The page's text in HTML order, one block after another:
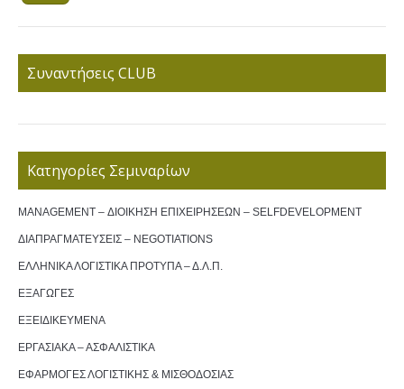
Συναντήσεις CLUB
Κατηγορίες Σεμιναρίων
MANAGEMENT – ΔΙΟΙΚΗΣΗ ΕΠΙΧΕΙΡΗΣΕΩΝ – SELFDEVELOPMENT
ΔΙΑΠΡΑΓΜΑΤΕΥΣΕΙΣ – NEGOTIATIONS
ΕΛΛΗΝΙΚΑ ΛΟΓΙΣΤΙΚΑ ΠΡΟΤΥΠΑ – Δ.Λ.Π.
ΕΞΑΓΩΓΕΣ
ΕΞΕΙΔΙΚΕΥΜΕΝΑ
ΕΡΓΑΣΙΑΚΑ – ΑΣΦΑΛΙΣΤΙΚΑ
ΕΦΑΡΜΟΓΕΣ ΛΟΓΙΣΤΙΚΗΣ & ΜΙΣΘΟΔΟΣΙΑΣ